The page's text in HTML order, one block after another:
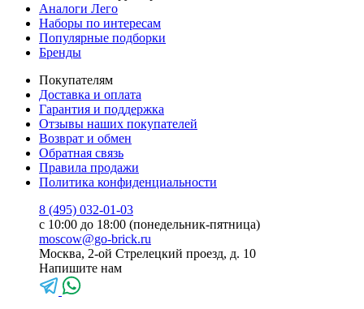
Аналоги Лего
Наборы по интересам
Популярные подборки
Бренды
Покупателям
Доставка и оплата
Гарантия и поддержка
Отзывы наших покупателей
Возврат и обмен
Обратная связь
Правила продажи
Политика конфиденциальности
8 (495) 032-01-03
с 10:00 до 18:00 (понедельник-пятница)
moscow@go-brick.ru
Москва, 2-ой Стрелецкий проезд, д. 10
Напишите нам